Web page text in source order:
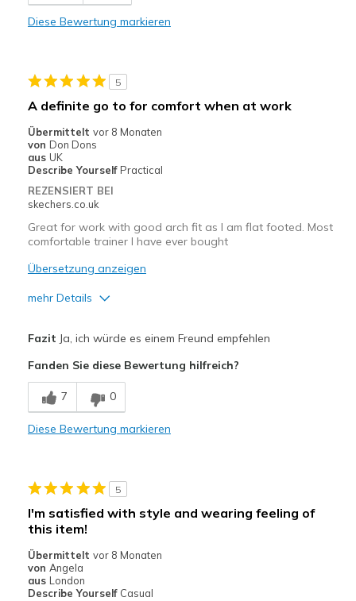
Not Suitable for Longwear
Shoe Too Soft / Unstable Sole
Wear Out Quickly
Width
Sizing
Diese Bewertung markieren
5
A definite go to for comfort when at work
Übermittelt vor 8 Monaten
von Don Dons
aus UK
Describe Yourself Practical
REZENSIERT BEI
skechers.co.uk
Great for work with good arch fit as I am flat footed. Most
comfortable trainer I have ever bought
Übersetzung anzeigen
mehr Details
Geeignete Verwendung
Work
View On Shoes
Shoes are for Wearing
Fazit Ja, ich würde es einem Freund empfehlen
Fanden Sie diese Bewertung hilfreich?
7 0
Diese Bewertung markieren
5
I'm satisfied with style and wearing feeling of
this item!
Übermittelt vor 8 Monaten
von Angela
aus London
Describe Yourself Casual